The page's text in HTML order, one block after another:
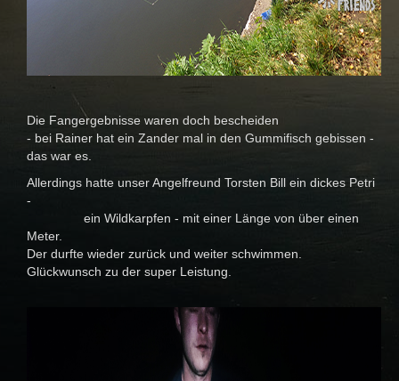
Die Fangergebnisse waren doch bescheiden
- bei Rainer hat ein Zander mal in den Gummifisch gebissen -
das war es.
Allerdings hatte unser Angelfreund Torsten Bill ein dickes Petri
-
ein Wildkarpfen - mit einer Länge von über einen
Meter.
Der durfte wieder zurück und weiter schwimmen.
Glückwunsch zu der super Leistung.